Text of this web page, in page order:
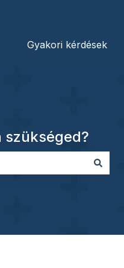
fordításokhoz
Gyakori kérdések
szükséged?